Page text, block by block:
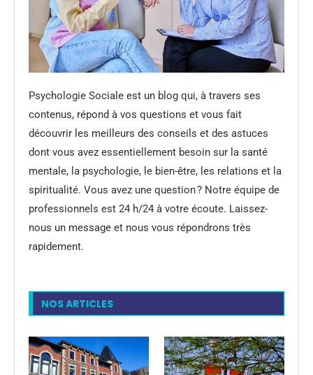
Psychologie Sociale est un blog qui, à travers ses
contenus, répond à vos questions et vous fait
découvrir les meilleurs des conseils et des astuces
dont vous avez essentiellement besoin sur la santé
mentale, la psychologie, le bien-être, les relations et la
spiritualité. Vous avez une question ? Notre équipe de
professionnels est 24 h/24 à votre écoute. Laissez-
nous un message et nous vous répondrons très
rapidement.
NOS ARTICLES